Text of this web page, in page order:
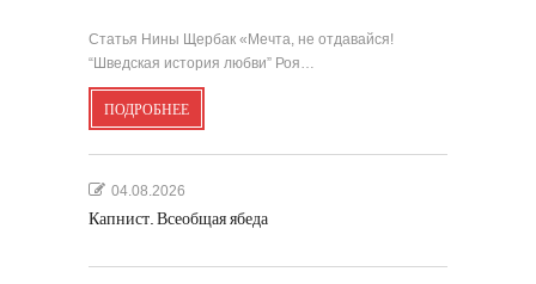
Статья Нины Щербак «Мечта, не отдавайся!
“Шведская история любви” Роя…
ПОДРОБНЕЕ
04.08.2026
Капнист. Всеобщая ябеда